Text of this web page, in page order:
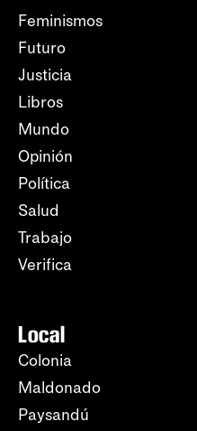
Feminismos
Futuro
Justicia
Libros
Mundo
Opinión
Política
Salud
Trabajo
Verifica
Local
Colonia
Maldonado
Paysandú